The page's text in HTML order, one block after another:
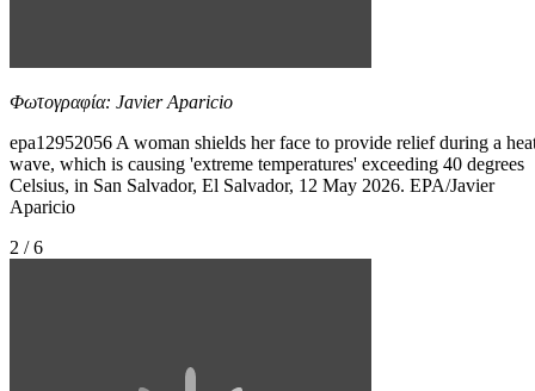
Φωτογραφία: Javier Aparicio
epa12952056 A woman shields her face to provide relief during a
wave, which is causing 'extreme temperatures' exceeding 40 degrees
Celsius, in San Salvador, El Salvador, 12 May 2026. EPA/Javier
Aparicio
2 / 6